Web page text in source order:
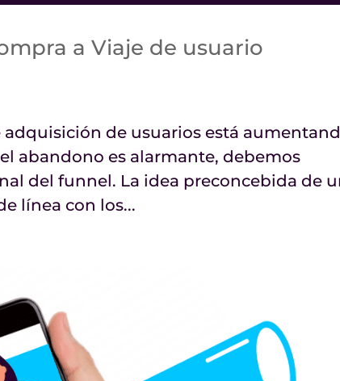
a Viaje de usuario
de usuarios está
abandono es alarmante, debemos
del funnel. La idea preconcebida de
línea con los...